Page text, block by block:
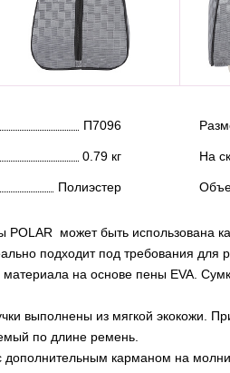
П7096
0.79 кг На
Полиэстер
может быть использована
подходит под требования для
на основе пены EVA.
выполнены из мягкой экокожи.
по длине ремень.
дополнительным карманом на